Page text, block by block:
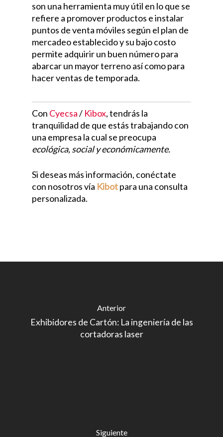
son una herramienta muy útil en lo que se
refiere a promover productos e instalar
puntos de venta móviles según el plan de
mercadeo establecido y su bajo costo
permite adquirir un buen número para
abarcar un mayor terreno así como para
hacer ventas de temporada.
Con Cyecsa/ Kibox, tendrás la
tranquilidad de que estás trabajando con
una empresa la cual se preocupa
ecológica, social y económicamente.
Si deseas más información, conéctate
con nosotros vía Kibotpara una consulta
personalizada.
Anterior
Exhibidores de Cartón: La ingeniería de las
cortadoras laser
Siguiente